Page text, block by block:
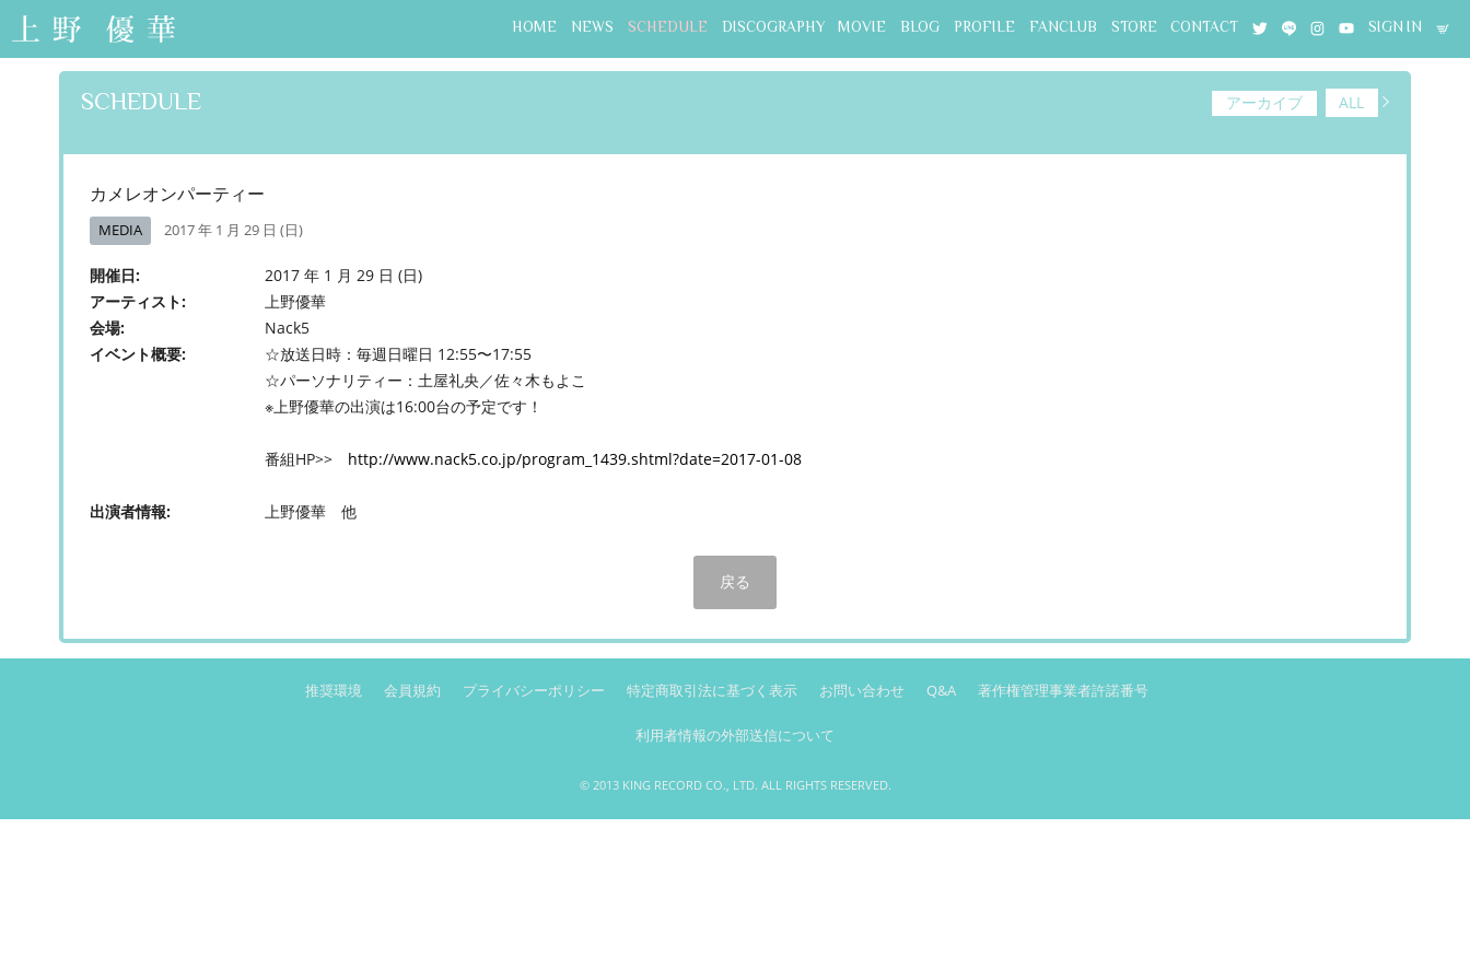
上野優華 オフィシ
ャルサイト-Yuuka
Ueno Official Web
HOME NEWS SCHEDULE DISCOGRAPHY MOVIE BLOG PROFILE FANCLUB STORE CONTACT SIGN IN
SCHEDULE ALL
アーカイブ
カメレオンパーティー
MEDIA 2017 年 1 月 29 日 (日)
開催日
2017 年 1 月 29 日 (日)
アーティスト
上野優華
会場
Nack5
イベント概要
☆放送日時：毎週日曜日 12:55〜17:55
☆パーソナリティー：土屋礼央／佐々木もよこ
※上野優華の出演は16:00台の予定です！
番組HP>> http://www.nack5.co.jp/program_1439.shtml?date=2017-01-08
出演者情報 上野優華 他
戻る
推奨環境 会員規約 プライバシーポリシー 特定商取引法に基づく表示 お問い合わせ Q&A 著作権管理事業者許諾番号
利用者情報の外部送信について
© 2013 KING RECORD CO., LTD. ALL RIGHTS RESERVED.